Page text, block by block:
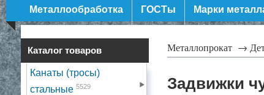
Металлообработка ГОСТы Марки
Каталог товаров
Канаты (тросы)
стальные 5529
Металлопрокат →
Задвижки